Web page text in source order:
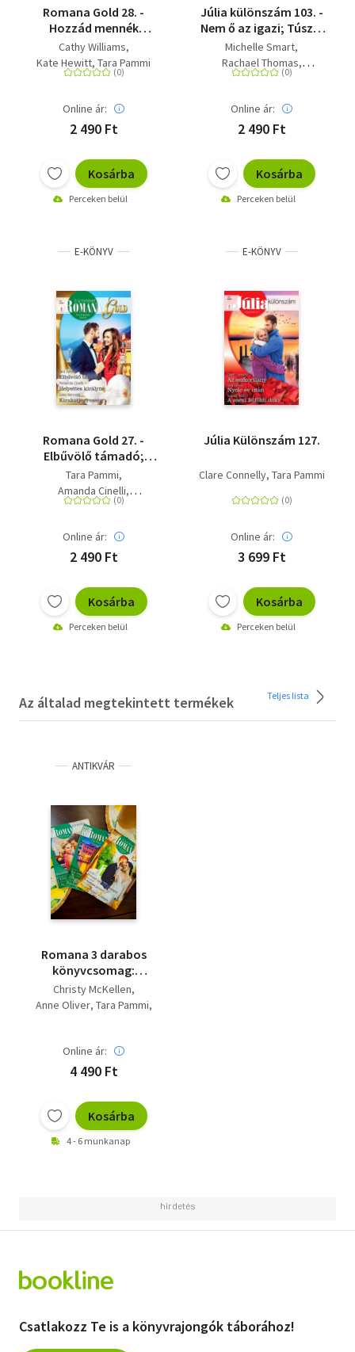
Romana Gold 28. -
Hozzád mennék
feleségül; A korona
javáért; Az argentínai
küldetés
Cathy Williams
Kate Hewitt Tara Pammi
Online ár:
2 490 Ft
Kosárba
Perceken belül
Júlia különszám 103. -
Nem ő az igazi; Túszul
ejtve; A harmadik esély
Michelle Smart
Rachael Thomas
Tara Pammi
Online ár:
2 490 Ft
Kosárba
Perceken belül
E-KÖNYV
Romana Gold 27. -
Elbűvölő támadó;
Helyettes királyné;
Kirakatjegyesség
Tara Pammi
Amanda Cinelli
Jules Bennett
Online ár:
2 490 Ft
Kosárba
Perceken belül
E-KÖNYV
Júlia Különszám 127.
Clare Connelly Tara Pammi
Online ár:
3 699 Ft
Kosárba
Perceken belül
Az általad megtekintett termékek Teljes lista
ANTIKVÁR
Romana 3 darabos
könyvcsomag:
Romana különszám
92.kötet, Romana
117.kötet
Christy McKellen
Anne Oliver Tara Pammi
Online ár:
4 490 Ft
Kosárba
4 - 6 munkanap
Csatlakozz Te is a könyvrajongók táborához!